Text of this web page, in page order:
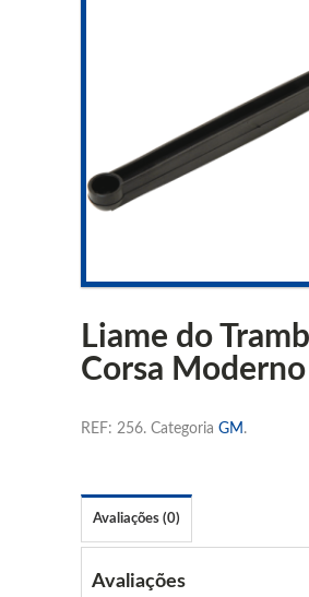
Liame do
Corsa Moderno
REF: 256. Categoria GM .
Avaliações (0)
Avaliações